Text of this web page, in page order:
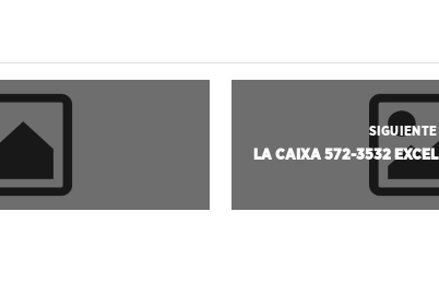
SIGUIENTE
LA CAIXA 572-3532 EXCEL